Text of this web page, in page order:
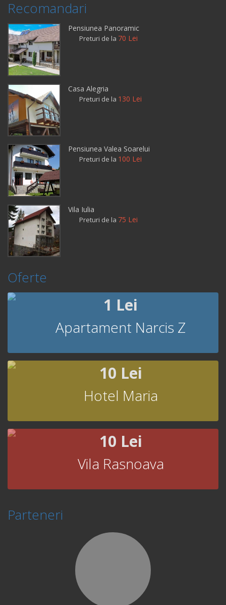
Recomandari
Pensiunea Panoramic
Preturi de la 70 Lei
Casa Alegria
Preturi de la 130 Lei
Pensiunea Valea Soarelui
Preturi de la 100 Lei
Vila Iulia
Preturi de la 75 Lei
Oferte
1 Lei
Apartament Narcis Z
10 Lei
Hotel Maria
10 Lei
Vila Rasnoava
Parteneri